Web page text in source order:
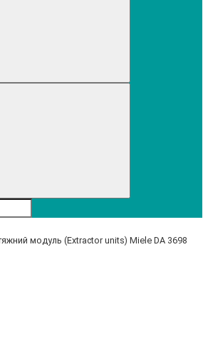
модуль (Extractor units) Miele DA 3698